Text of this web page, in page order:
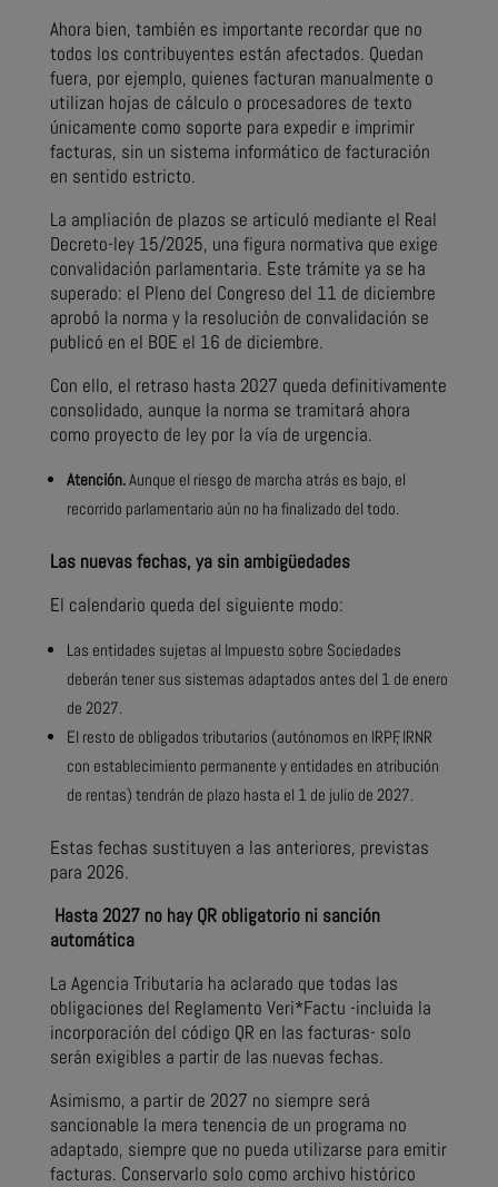
Ahora bien, también es importante recordar que no
todos los contribuyentes están afectados. Quedan
fuera, por ejemplo, quienes facturan manualmente o
utilizan hojas de cálculo o procesadores de texto
únicamente como soporte para expedir e imprimir
facturas, sin un sistema informático de facturación
en sentido estricto.
La ampliación de plazos se articuló mediante el Real
Decreto-ley 15/2025, una figura normativa que exige
convalidación parlamentaria. Este trámite ya se ha
superado: el Pleno del Congreso del 11 de diciembre
aprobó la norma y la resolución de convalidación se
publicó en el BOE el 16 de diciembre.
Con ello, el retraso hasta 2027 queda definitivamente
consolidado, aunque la norma se tramitará ahora
como proyecto de ley por la vía de urgencia.
Atención.Aunque el riesgo de marcha atrás es bajo, el
recorrido parlamentario aún no ha finalizado del todo.
Las nuevas fechas, ya sin ambigüedades
El calendario queda del siguiente modo:
Las entidades sujetas al Impuesto sobre Sociedades
deberán tener sus sistemas adaptados antes del 1 de enero
de 2027.
El resto de obligados tributarios (autónomos en IRPF, IRNR
con establecimiento permanente y entidades en atribución
de rentas) tendrán de plazo hasta el 1 de julio de 2027.
Estas fechas sustituyen a las anteriores, previstas
para 2026.
Hasta 2027 no hay QR obligatorio ni sanción
automática
La Agencia Tributaria ha aclarado que todas las
obligaciones del Reglamento Veri*Factu -incluida la
incorporación del código QR en las facturas- solo
serán exigibles a partir de las nuevas fechas.
Asimismo, a partir de 2027 no siempre será
sancionable la mera tenencia de un programa no
adaptado, siempre que no pueda utilizarse para emitir
facturas. Conservarlo solo como archivo histórico